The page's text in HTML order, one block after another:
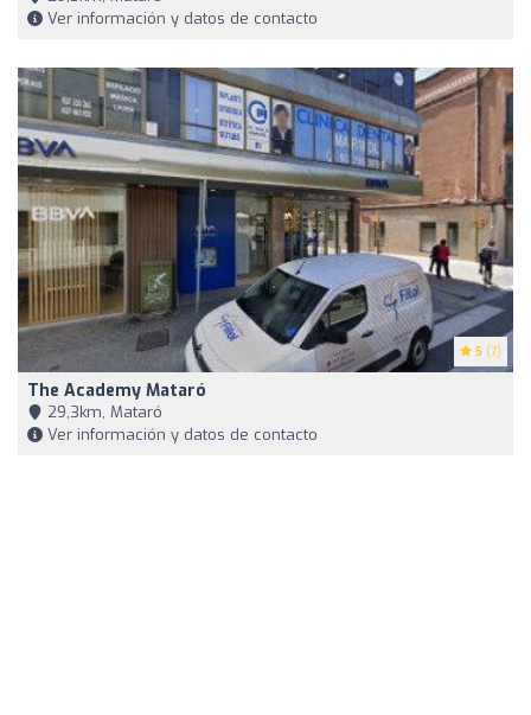
Ver información y datos de contacto
5 (7)
The Academy Mataró
29,3km, Mataró
Ver información y datos de contacto